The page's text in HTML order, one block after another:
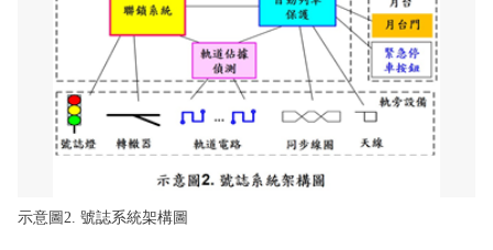
示意圖2. 號誌系統架構圖